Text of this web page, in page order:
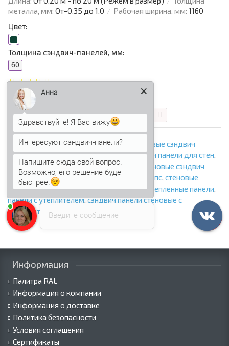
металла, мм: От-0.35 до 1.0 Рабочая ширина, мм: 1160
Цвет:
Толщина сэндвич-панелей, мм:
60
1 136.91 р.
В корзину Быстрый заказ
сэндвич панели толщиной 60 мм
стеновые сэндвич
панели,сэндвич панели стеновые,сэндвич панели для стен,
стеновые сэндвич панели с минватой
стеновые сэндвич
панели с ппу,стеновые сэндвич панели с ппс, стеновые
сэндвич панели с пир,стеновые панели,утепленные панели,
панели с утеплителем,сэндвич панели стеновые с
наполнителем
фасадные сэндвич панели
Информация
Палитра RAL
Информация о компании
Информация о доставке
Политика безопасности
Условия соглашения
Сертификаты
Введите сообщение
Анна
Здравствуйте! Я Вас вижу
Интересуют сэндвич-панели?
Напишите сюда свой вопрос.
Возможно, его решение будет
быстрее.